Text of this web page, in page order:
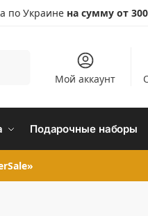
по Украине на сумму от
Мой аккаунт
Подарочные наборы